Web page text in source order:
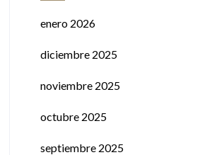
enero 2026
diciembre 2025
noviembre 2025
octubre 2025
septiembre 2025